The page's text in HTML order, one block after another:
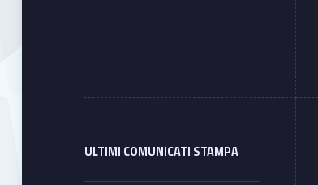
ULTIMI COMUNICATI STAMPA